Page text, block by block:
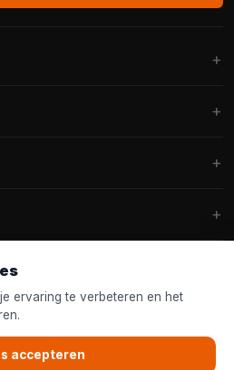
ervaring te verbeteren en het
accepteren